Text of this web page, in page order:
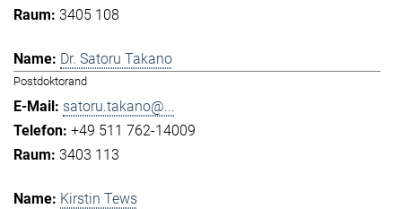
3405 108
Dr. Satoru Takano
Postdoktorand
satoru.takano@...
+49 511 762-14009
3403 113
Kirstin Tews